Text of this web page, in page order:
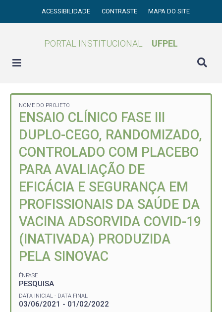
ACESSIBILIDADE CONTRASTE MAPA DO SITE
PORTAL INSTITUCIONAL UFPEL
NOME DO PROJETO
ENSAIO CLÍNICO FASE III
DUPLO-CEGO, RANDOMIZADO,
CONTROLADO COM PLACEBO
PARA AVALIAÇÃO DE
EFICÁCIA E SEGURANÇA EM
PROFISSIONAIS DA SAÚDE DA
VACINA ADSORVIDA COVID-19
(INATIVADA) PRODUZIDA
PELA SINOVAC
ÊNFASE
PESQUISA
DATA INICIAL - DATA FINAL
03/06/2021 - 01/02/2022